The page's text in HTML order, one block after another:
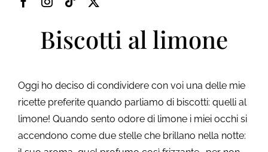
Biscotti al limone
Oggi ho deciso di condividere con voi una delle mie
ricette preferite quando parliamo di biscotti: quelli al
limone! Quando sento odore di limone i miei occhi si
accendono come due stelle che brillano nella notte: